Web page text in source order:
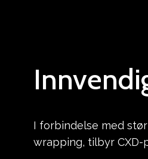
I forbindelse med
wrapping, tilbyr CXD-